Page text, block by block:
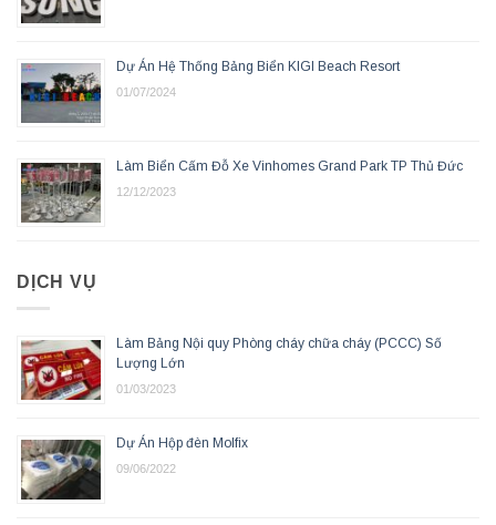
Dự Án Hệ Thống Bảng Biển KIGI Beach Resort
01/07/2024
Làm Biển Cấm Đỗ Xe Vinhomes Grand Park TP Thủ Đức
12/12/2023
DỊCH VỤ
Làm Bảng Nội quy Phòng cháy chữa cháy (PCCC) Số
Lượng Lớn
01/03/2023
Dự Án Hộp đèn Molfix
09/06/2022